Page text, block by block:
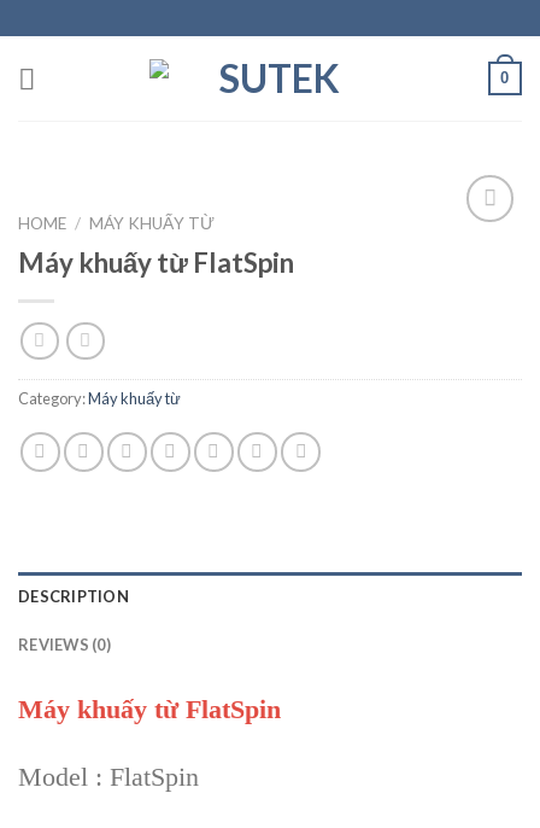
to
content
0
HOME / MÁY KHUẤY TỪ
Máy khuấy từ FlatSpin
Category:Máy khuấy từ
DESCRIPTION
REVIEWS (0)
Máy khuấy từ FlatSpin
Model : FlatSpin